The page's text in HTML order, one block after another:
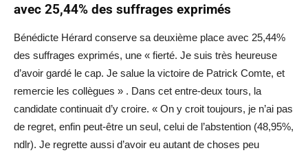
avec 25,44% des suffrages exprimés
Bénédicte Hérard conserve sa deuxième place avec 25,44%
des suffrages exprimés, une « fierté. Je suis très heureuse
d’avoir gardé le cap. Je salue la victoire de Patrick Comte, et
remercie les collègues » . Dans cet entre-deux tours, la
candidate continuait d’y croire. « On y croit toujours, je n’ai pas
de regret, enfin peut-être un seul, celui de l’abstention (48,95%,
ndlr). Je regrette aussi d’avoir eu autant de choses peu